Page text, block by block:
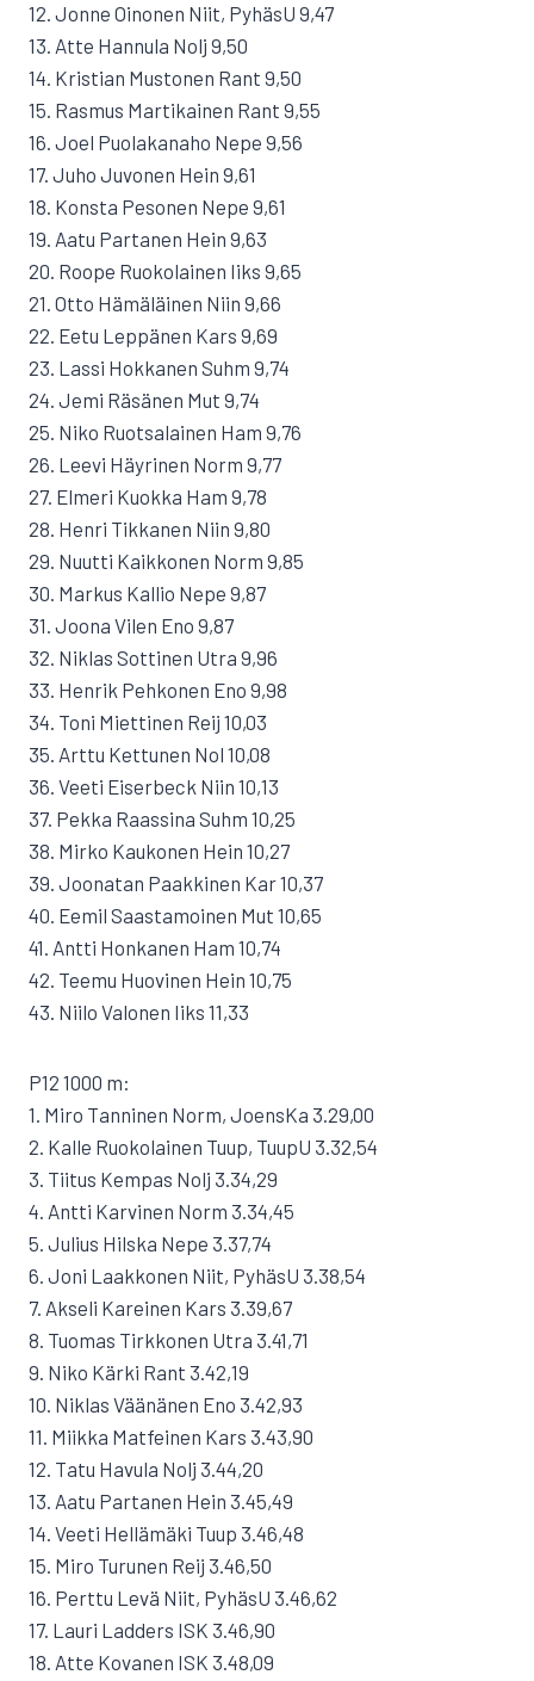
12. Jonne Oinonen Niit, PyhäsU 9,47
13. Atte Hannula Nolj 9,50
14. Kristian Mustonen Rant 9,50
15. Rasmus Martikainen Rant 9,55
16. Joel Puolakanaho Nepe 9,56
17. Juho Juvonen Hein 9,61
18. Konsta Pesonen Nepe 9,61
19. Aatu Partanen Hein 9,63
20. Roope Ruokolainen Iiks 9,65
21. Otto Hämäläinen Niin 9,66
22. Eetu Leppänen Kars 9,69
23. Lassi Hokkanen Suhm 9,74
24. Jemi Räsänen Mut 9,74
25. Niko Ruotsalainen Ham 9,76
26. Leevi Häyrinen Norm 9,77
27. Elmeri Kuokka Ham 9,78
28. Henri Tikkanen Niin 9,80
29. Nuutti Kaikkonen Norm 9,85
30. Markus Kallio Nepe 9,87
31. Joona Vilen Eno 9,87
32. Niklas Sottinen Utra 9,96
33. Henrik Pehkonen Eno 9,98
34. Toni Miettinen Reij 10,03
35. Arttu Kettunen Nol 10,08
36. Veeti Eiserbeck Niin 10,13
37. Pekka Raassina Suhm 10,25
38. Mirko Kaukonen Hein 10,27
39. Joonatan Paakkinen Kar 10,37
40. Eemil Saastamoinen Mut 10,65
41. Antti Honkanen Ham 10,74
42. Teemu Huovinen Hein 10,75
43. Niilo Valonen Iiks 11,33
P12 1000 m:
1. Miro Tanninen Norm, JoensKa 3.29,00
2. Kalle Ruokolainen Tuup, TuupU 3.32,54
3. Tiitus Kempas Nolj 3.34,29
4. Antti Karvinen Norm 3.34,45
5. Julius Hilska Nepe 3.37,74
6. Joni Laakkonen Niit, PyhäsU 3.38,54
7. Akseli Kareinen Kars 3.39,67
8. Tuomas Tirkkonen Utra 3.41,71
9. Niko Kärki Rant 3.42,19
10. Niklas Väänänen Eno 3.42,93
11. Miikka Matfeinen Kars 3.43,90
12. Tatu Havula Nolj 3.44,20
13. Aatu Partanen Hein 3.45,49
14. Veeti Hellämäki Tuup 3.46,48
15. Miro Turunen Reij 3.46,50
16. Perttu Levä Niit, PyhäsU 3.46,62
17. Lauri Ladders ISK 3.46,90
18. Atte Kovanen ISK 3.48,09